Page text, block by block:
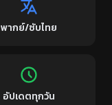
พากย์/ซับไทย
อัปเดตทุกวัน